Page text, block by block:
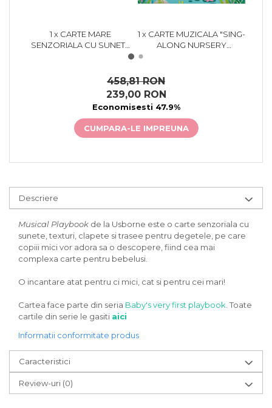
1 x CARTE MARE
SENZORIALA CU SUNETE
1 x CARTE MUZICALA "SING-
ALONG NURSERY
458,81 RON
239,00 RON
Economisesti 47.9%
CUMPARA-LE IMPREUNA
Descriere
Musical Playbook de la Usborne este o carte senzoriala cu
sunete, texturi, clapete si trasee pentru degetele, pe care
copiii mici vor adora sa o descopere, fiind cea mai
complexa carte pentru bebelusi.
O incantare atat pentru ci mici, cat si pentru cei mari!
Cartea face parte din seria Baby's very first playbook. Toate
cartile din serie le gasiti aici
Informatii conformitate produs
Caracteristici
Review-uri (0)